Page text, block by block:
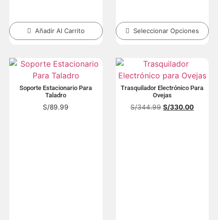
Añadir Al Carrito Seleccionar Opciones
Soporte Estacionario Para
Taladro
S/89.99
Trasquilador Electrónico Para
Ovejas
S/344.99 S/330.00